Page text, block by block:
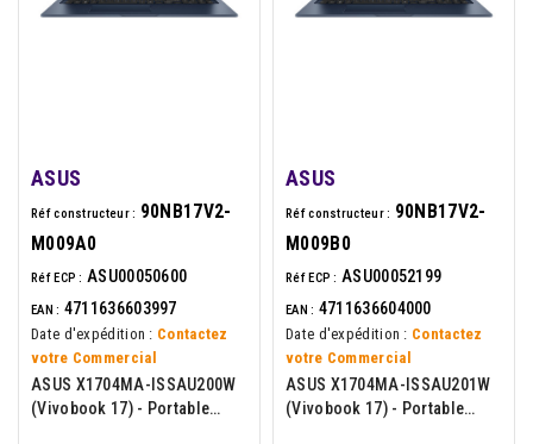
ASUS
Réf constructeur : 90NB17V2-
M009A0
Réf ECP : ASU00050600
EAN : 4711636603997
Date d'expédition : Contactez
votre Commercial
ASUS X1704MA-ISSAU200W
(Vivobook 17) - Portable
ASUS
Réf constructeur : 90NB17V2-
M009B0
Réf ECP : ASU00052199
EAN : 4711636604000
Date d'expédition : Contactez
votre Commercial
ASUS X1704MA-ISSAU201W
(Vivobook 17) - Portable